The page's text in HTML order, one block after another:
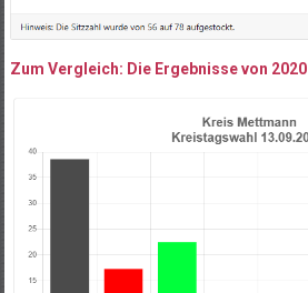
Zum Vergleich: Die Ergebnisse von 2020